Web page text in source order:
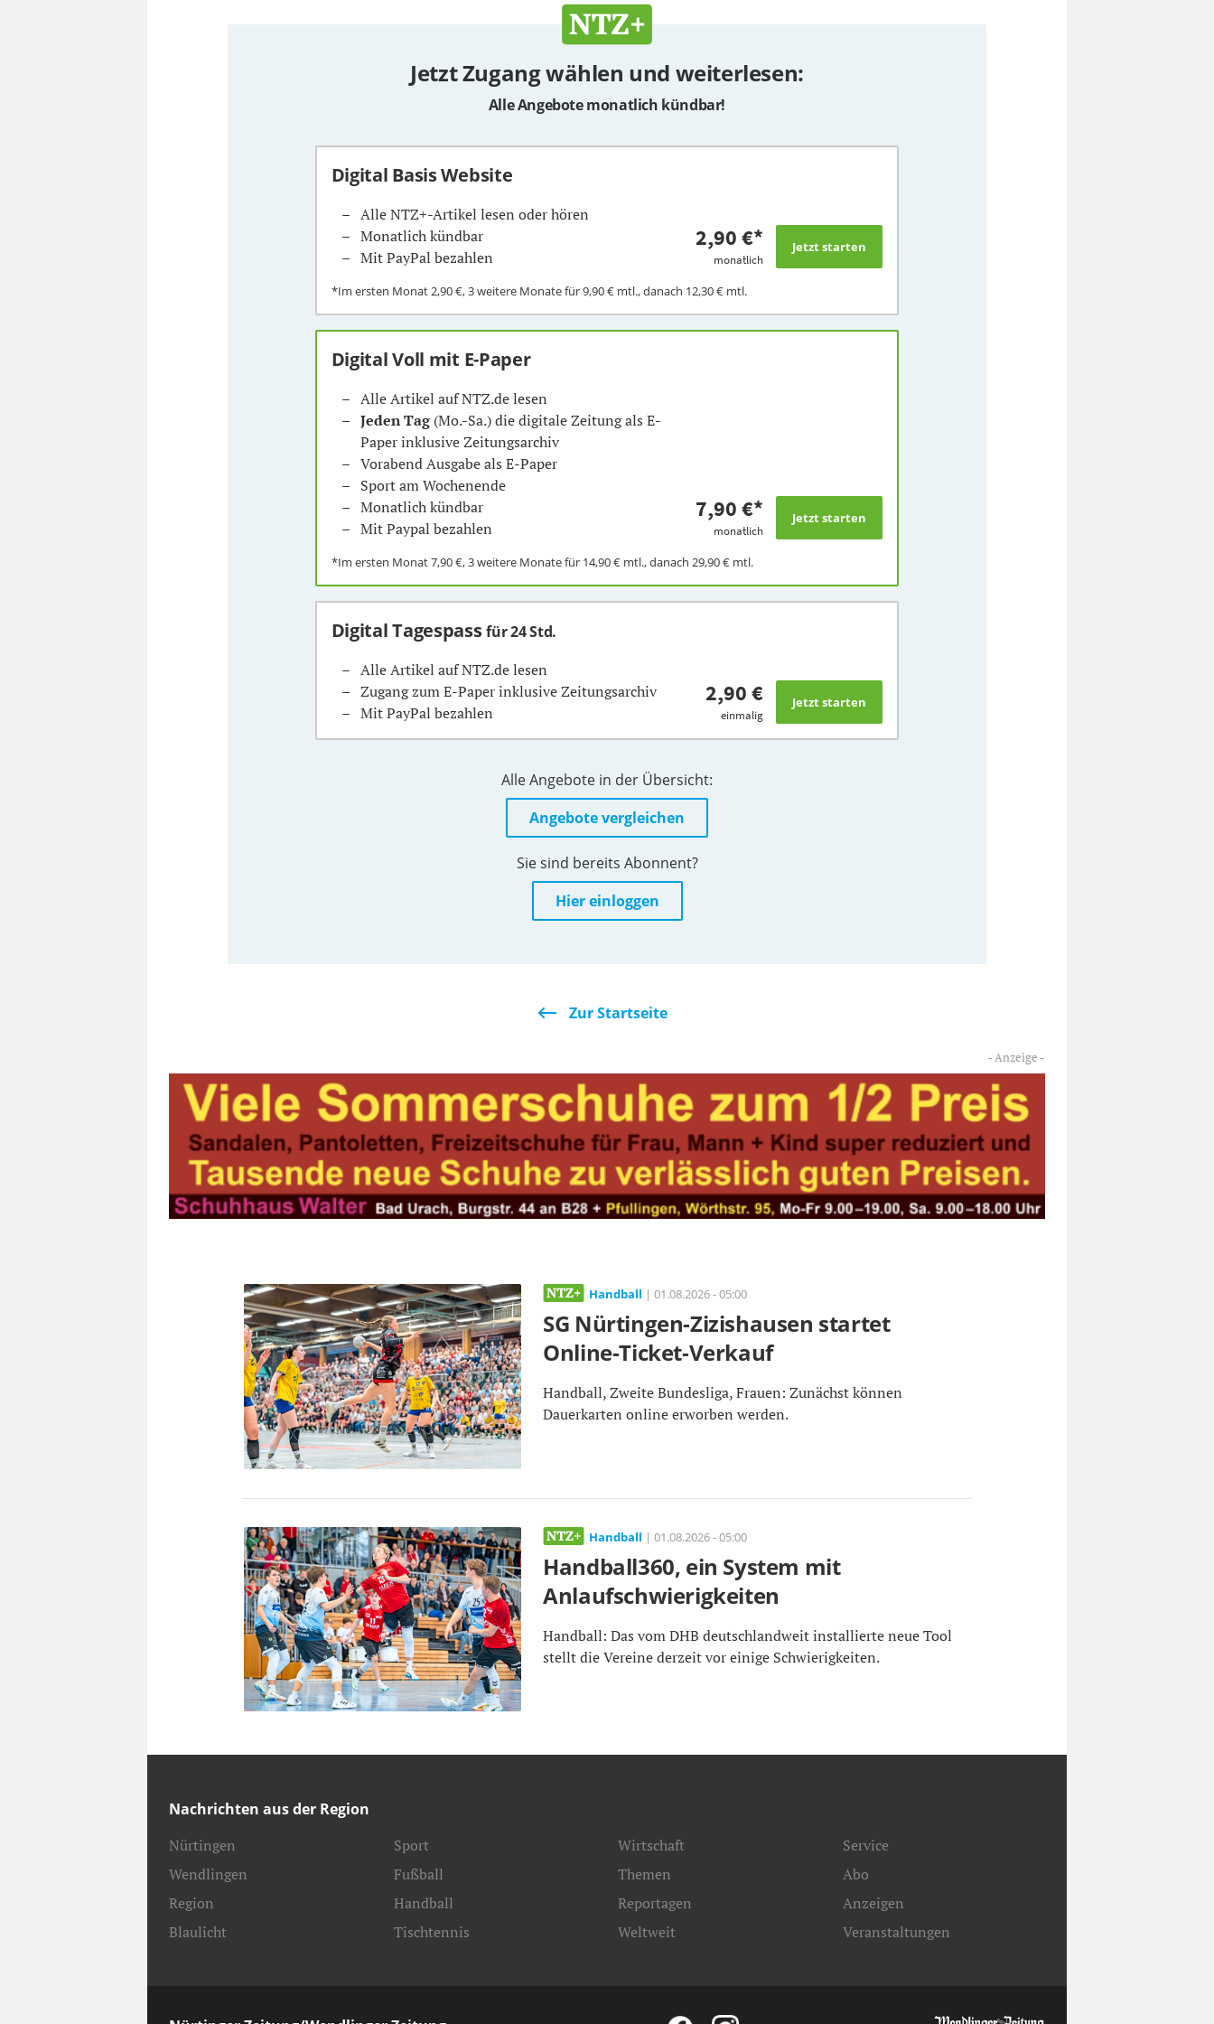
Jetzt Zugang wählen und weiterlesen:
Alle Angebote monatlich kündbar!
Digital Basis Website
Alle NTZ+-Artikel lesen oder hören
Monatlich kündbar
Mit PayPal bezahlen
2,90 €*
monatlich
*Im ersten Monat2,90 €, 3 weitere Monate für9,90 €mtl., danach 12,30 €mtl.
Digital Voll mit E-Paper
Alle Artikel auf NTZ.de lesen
Jeden Tag(Mo.-Sa.) die digitale Zeitung als E-
Paper inklusive Zeitungsarchiv
Vorabend Ausgabe als E-Paper
Sport am Wochenende
Monatlich kündbar
Mit Paypal bezahlen
7,90 €*
monatlich
*Im ersten Monat7,90 €, 3 weitere Monate für 14,90 €mtl., danach 29,90 €mtl.
Digital Tagespassfür 24 Std.
Alle Artikel auf NTZ.de lesen
Zugang zum E-Paper inklusive Zeitungsarchiv
Mit PayPal bezahlen
2,90 €
einmalig
Alle Angebote in der Übersicht:
Angebote vergleichen
Sie sind bereits Abonnent?
Hier einloggen
Zur Startseite
Handball | 01.08.2026 - 05:00
SG Nürtingen-Zizishausen startet
Online-Ticket-Verkauf
Handball, Zweite Bundesliga, Frauen: Zunächst können
Dauerkarten online erworben werden.
Handball | 01.08.2026 - 05:00
Handball360, ein System mit
Anlaufschwierigkeiten
Handball: Das vom DHB deutschlandweit installierte neue Tool
stellt die Vereine derzeit vor einige Schwierigkeiten.
Nachrichten aus der Region
Nürtingen
Wendlingen
Region
Blaulicht
Sport
Fußball
Handball
Tischtennis
Wirtschaft
Themen
Reportagen
Weltweit
Service
Abo
Anzeigen
Veranstaltungen